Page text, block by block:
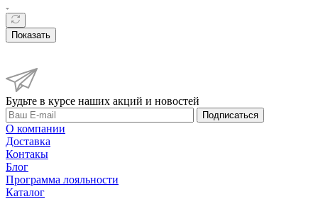
Показать
Будьте в курсе наших акций и новостей
Подписаться
О компании
Доставка
Контакы
Блог
Программа лояльности
Каталог